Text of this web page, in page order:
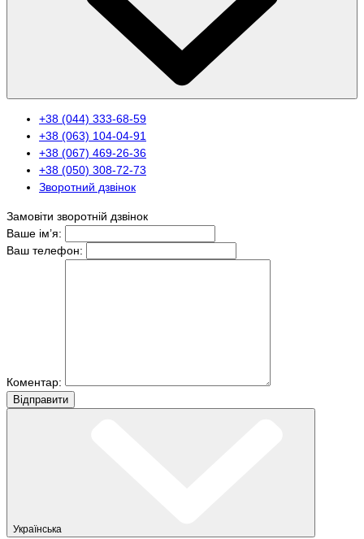
+38 (044) 333-68-59
+38 (063) 104-04-91
+38 (067) 469-26-36
+38 (050) 308-72-73
Зворотний дзвінок
Замовіти зворотній дзвінок
Ваше ім’я:
Ваш телефон:
Коментар:
Вiдправити
Українська